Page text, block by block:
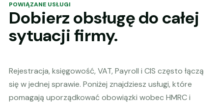
POWIĄZANE USŁUGI
Dobierz obsługę do całej
sytuacji firmy.
Rejestracja, księgowość, VAT, Payroll i CIS często łączą
się w jednej sprawie. Poniżej znajdziesz usługi, które
pomagają uporządkować obowiązki wobec HMRC i